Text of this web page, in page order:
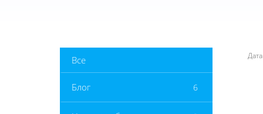
Все
Блог 6